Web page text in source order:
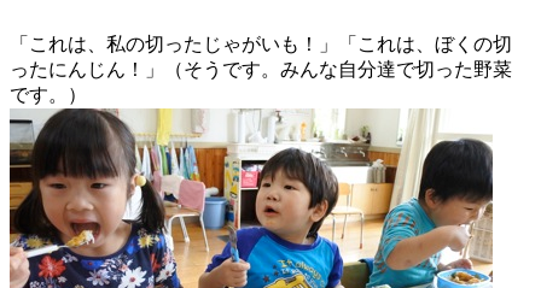
「これは、私の切ったじゃがいも！」「これは、ぼくの切
ったにんじん！」（そうです。みんな自分達で切った野菜
です。）